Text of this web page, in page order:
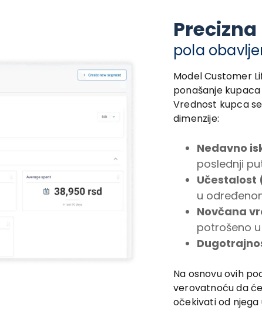
pola
Model Customer
ponašanje
Vrednost kupca
dimenzije:
Nedavno
poslednji
Učestalost
u
Novčana
potrošeno
Na osnovu ovih
verovatnoću da
očekivati od njega